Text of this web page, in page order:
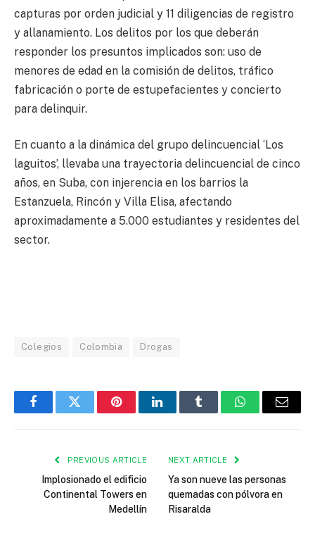
capturas por orden judicial y 11 diligencias de registro
y allanamiento. Los delitos por los que deberán
responder los presuntos implicados son: uso de
menores de edad en la comisión de delitos, tráfico
fabricación o porte de estupefacientes y concierto
para delinquir.
En cuanto a la dinámica del grupo delincuencial ‘Los
laguitos’, llevaba una trayectoria delincuencial de cinco
años, en Suba, con injerencia en los barrios la
Estanzuela, Rincón y Villa Elisa, afectando
aproximadamente a 5.000 estudiantes y residentes del
sector.
Colegios Colombia Drogas
FacebookTwitter PinterestLinkedInTumblr WhatsAppEmail
PREVIOUS ARTICLE
Implosionado el edificio
Continental Towers en
Medellín
NEXT ARTICLE
Ya son nueve las personas
quemadas con pólvora en
Risaralda